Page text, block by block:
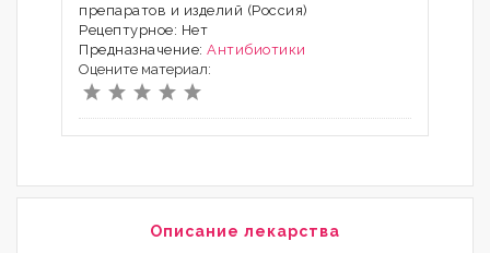
препаратов и изделий (Россия)
Рецептурное: Нет
Предназначение: Антибиотики
Оцените материал:
Описание лекарства